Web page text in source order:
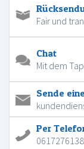
Fair und
Chat
Mit dem
Sende
Per